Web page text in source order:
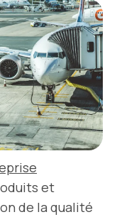
et
de la qualité